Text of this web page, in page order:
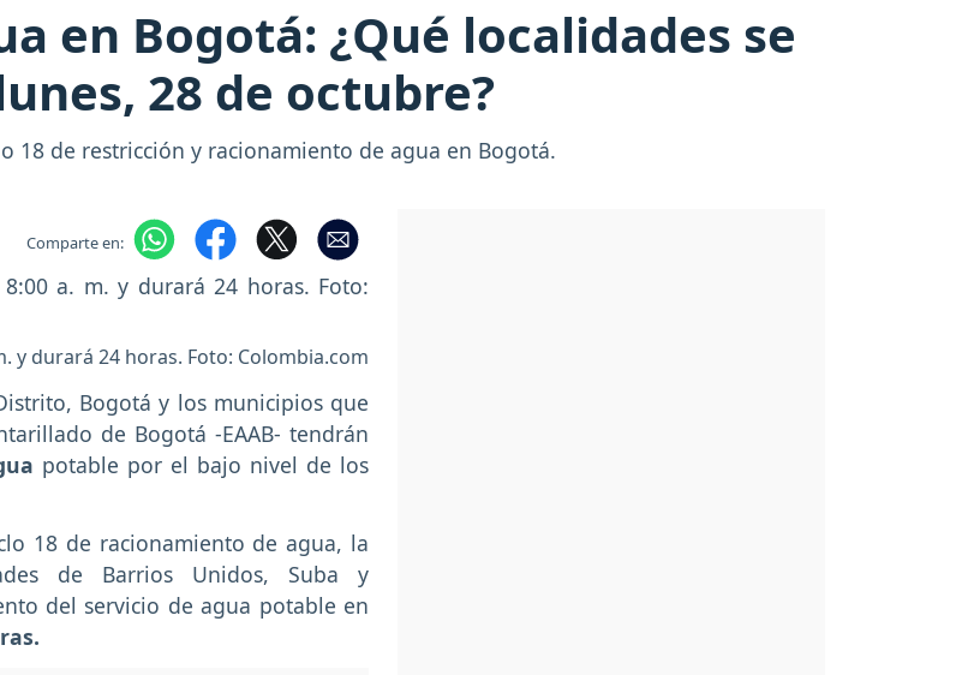
en Bogotá: ¿Qué localidades se
28 de octubre?
18 de restricción y racionamiento de agua en Bogotá.
Comparte en:
y durará 24 horas. Foto: Colombia.com
Bogotá y los municipios que
de Bogotá -EAAB- tendrán
potable por el bajo nivel de los
18 de racionamiento de agua, la
de Barrios Unidos, Suba y
del servicio de agua potable en